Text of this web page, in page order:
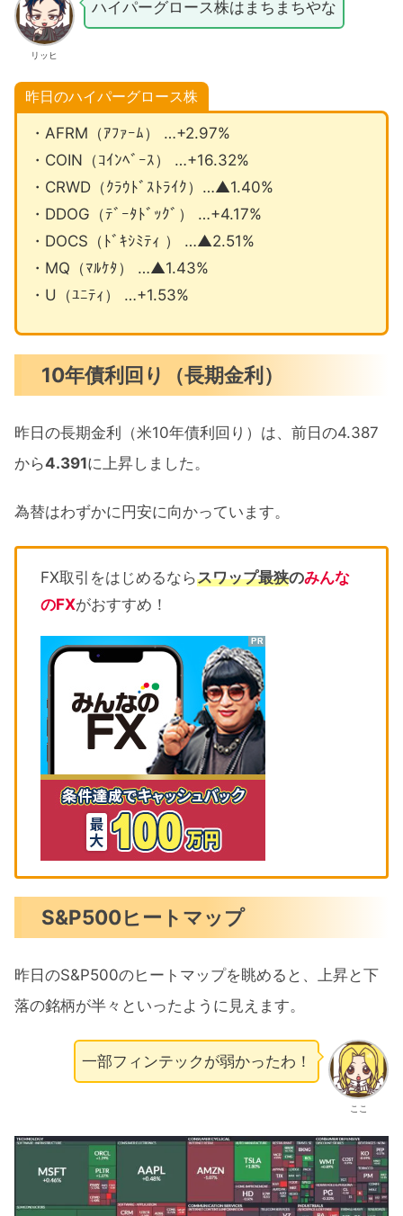
リッヒ
ハイパーグロース株はまちまちやな
昨日のハイパーグロース株
・AFRM（ｱﾌｧｰﾑ） …+2.97%
・COIN（ｺｲﾝﾍﾞｰｽ） …+16.32%
・CRWD（ｸﾗｳﾄﾞｽﾄﾗｲｸ）…▲1.40%
・DDOG（ﾃﾞｰﾀﾄﾞｯｸﾞ） …+4.17%
・DOCS（ﾄﾞｷｼﾐﾃｨ ） …▲2.51%
・MQ（ﾏﾙｹﾀ） …▲1.43%
・U（ﾕﾆﾃｨ） …+1.53%
10年債利回り（長期金利）
昨日の長期金利（米10年債利回り）は、前日の4.387
から4.391に上昇しました。
為替はわずかに円安に向かっています。
FX取引をはじめるならスワップ最狭のみんな
のFXがおすすめ！
S&P500ヒートマップ
昨日のS&P500のヒートマップを眺めると、上昇と下
落の銘柄が半々といったように見えます。
ここ
一部フィンテックが弱かったわ！